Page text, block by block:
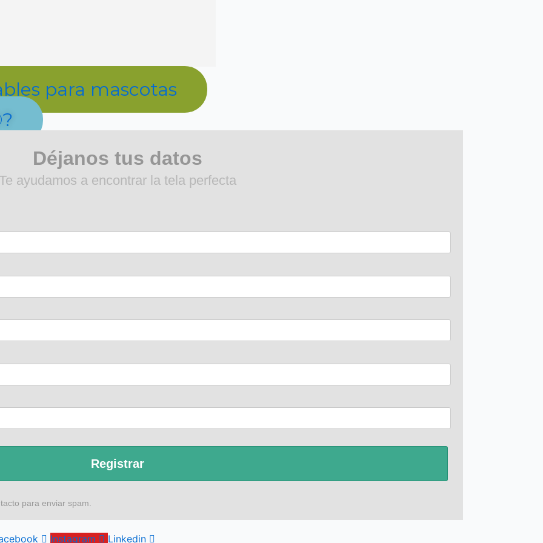
para mascotas
Déjanos tus datos
Te ayudamos a encontrar la tela perfecta
Registrar
para enviar spam.
Síguenos en Redes Sociales
Instagram Linkedin